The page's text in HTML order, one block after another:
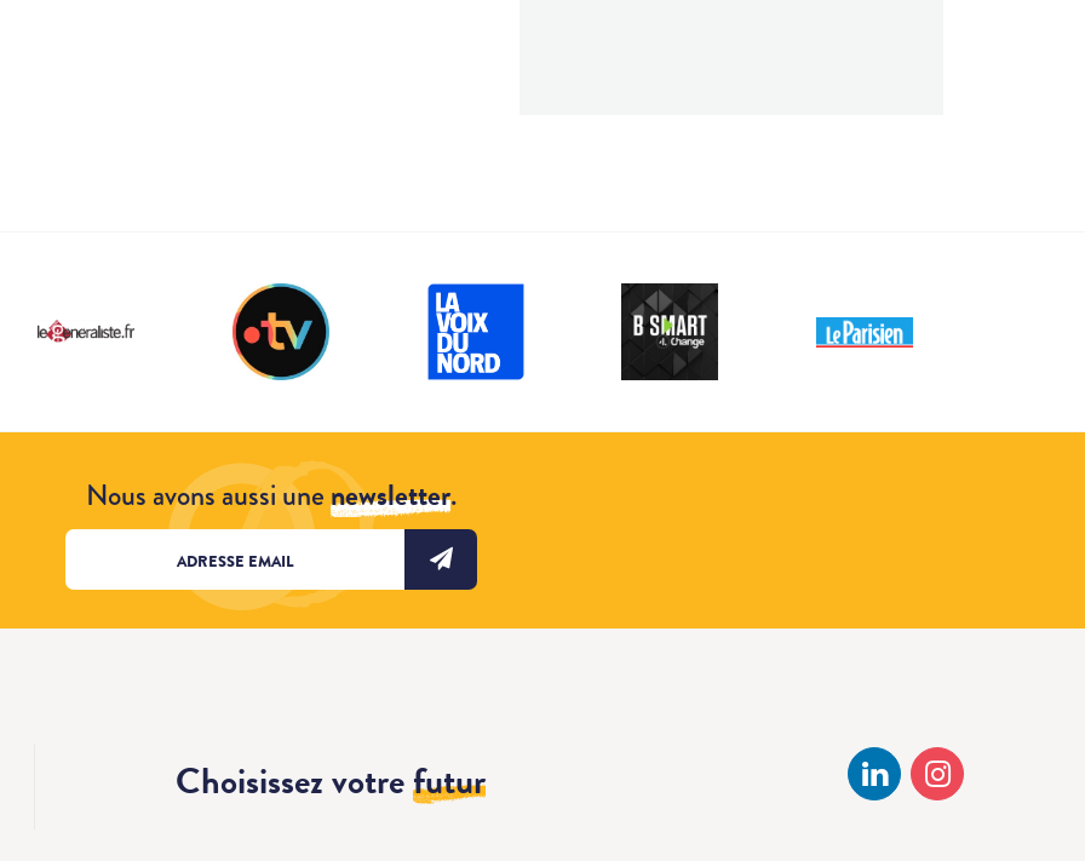
Nous avons aussi unenewsletter.
Choisissez votrefutur